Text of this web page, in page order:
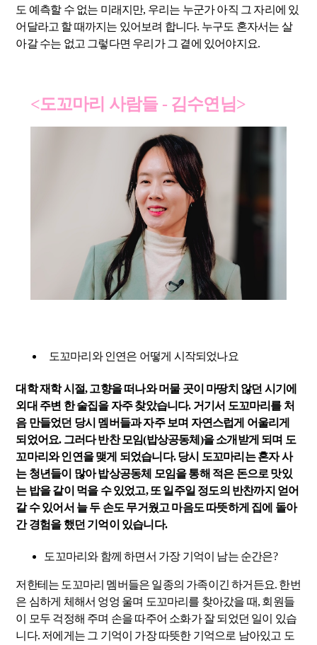
도 예측할 수 없는 미래지만, 우리는 누군가 아직 그 자리에 있
어달라고 할 때까지는 있어보려 합니다. 누구도 혼자서는 살
아갈 수는 없고 그렇다면 우리가 그 곁에 있어야지요.
<도꼬마리 사람들 - 김수연님>
도꼬마리와 인연은 어떻게 시작되었나요
대학 재학 시절, 고향을 떠나와 머물 곳이 마땅치 않던 시기에
외대 주변 한 술집을 자주 찾았습니다. 거기서 도꼬마리를 처
음 만들었던 당시 멤버들과 자주 보며 자연스럽게 어울리게
되었어요. 그러다 반찬 모임(밥상공동체)을 소개받게 되며 도
꼬마리와 인연을 맺게 되었습니다. 당시 도꼬마리는 혼자 사
는 청년들이 많아 밥상공동체 모임을 통해 적은 돈으로 맛있
는 밥을 같이 먹을 수 있었고, 또 일주일 정도의 반찬까지 얻어
갈 수 있어서 늘 두 손도 무거웠고 마음도 따뜻하게 집에 돌아
간 경험을 했던 기억이 있습니다.
도꼬마리와 함께 하면서 가장 기억이 남는 순간은?
저한테는 도꼬마리 멤버들은 일종의 가족이긴 하거든요. 한번
은 심하게 체해서 엉엉 울며 도꼬마리를 찾아갔을 때, 회원들
이 모두 걱정해 주며 손을 따주어 소화가 잘 되었던 일이 있습
니다. 저에게는 그 기억이 가장 따뜻한 기억으로 남아있고 도